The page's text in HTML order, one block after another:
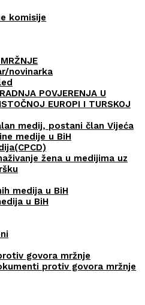
komisije
novinarka
POVJERENJA U
EUROPI I TURSKOJ
medij, postani član Vijeća
medije u BiH
žena u medijima uz
medija u BiH
u BiH
govora mržnje
protiv govora mržnje